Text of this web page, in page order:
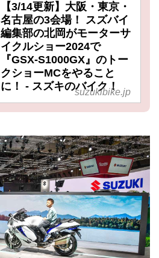
【3/14更新】大阪・東京・
名古屋の3会場！ スズバイ
編集部の北岡がモーターサ
イクルショー2024で
『GSX-S1000GX』のトー
クショーMCをやること
に！ - スズキのバイク！
suzukibike.jp